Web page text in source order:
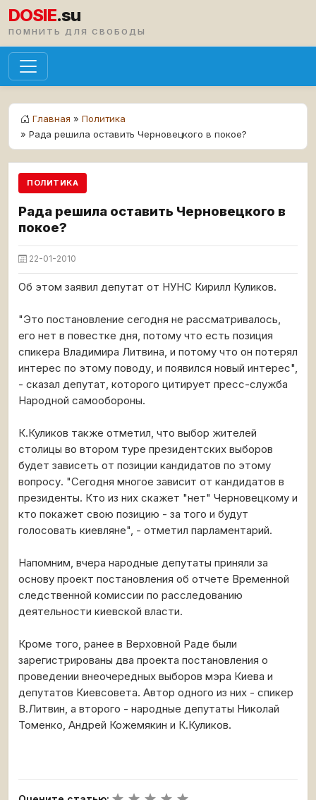
DOSIE.su
ПОМНИТЬ ДЛЯ СВОБОДЫ
Главная » Политика
» Рада решила оставить Черновецкого в покое?
ПОЛИТИКА
Рада решила оставить Черновецкого в
покое?
22-01-2010
Об этом заявил депутат от НУНС Кирилл Куликов.
"Это постановление сегодня не рассматривалось,
его нет в повестке дня, потому что есть позиция
спикера Владимира Литвина, и потому что он потерял
интерес по этому поводу, и появился новый интерес",
- сказал депутат, которого цитирует пресс-служба
Народной самообороны.
К.Куликов также отметил, что выбор жителей
столицы во втором туре президентских выборов
будет зависеть от позиции кандидатов по этому
вопросу. "Сегодня многое зависит от кандидатов в
президенты. Кто из них скажет "нет" Черновецкому и
кто покажет свою позицию - за того и будут
голосовать киевляне", - отметил парламентарий.
Напомним, вчера народные депутаты приняли за
основу проект постановления об отчете Временной
следственной комиссии по расследованию
деятельности киевской власти.
Кроме того, ранее в Верховной Раде были
зарегистрированы два проекта постановления о
проведении внеочередных выборов мэра Киева и
депутатов Киевсовета. Автор одного из них - спикер
В.Литвин, а второго - народные депутаты Николай
Томенко, Андрей Кожемякин и К.Куликов.